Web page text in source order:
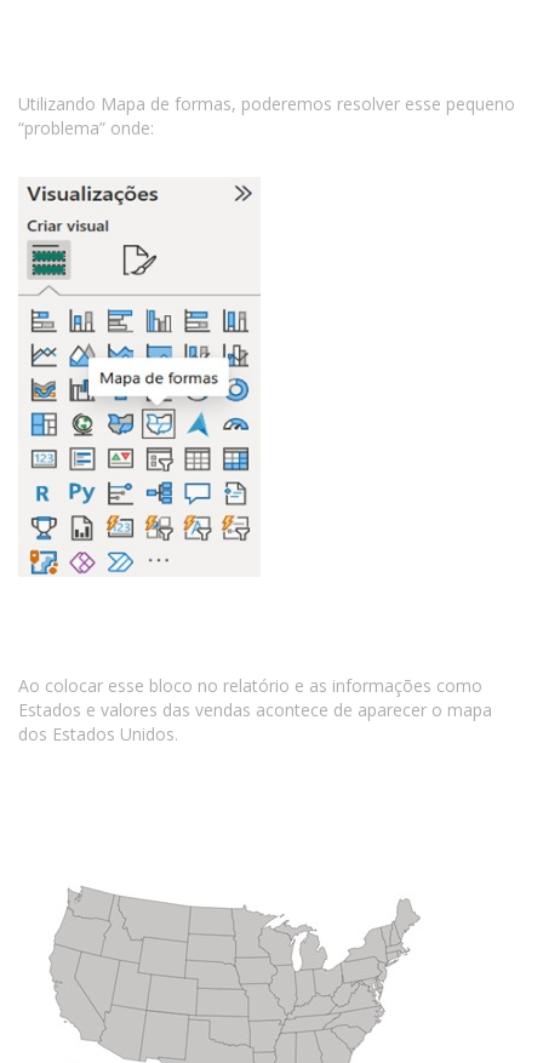
Utilizando Mapa de formas, poderemos resolver esse pequeno
“problema” onde:
Ao colocar esse bloco no relatório e as informações como
Estados e valores das vendas acontece de aparecer o mapa
dos Estados Unidos.